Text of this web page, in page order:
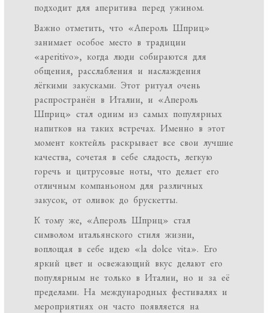
подходит для аперитива перед ужином.
Важно отметить, что «Апероль Шприц»
занимает особое место в традиции
«aperitivo», когда люди собираются для
общения, расслабления и наслаждения
лёгкими закусками. Этот ритуал очень
распространён в Италии, и «Апероль
Шприц» стал одним из самых популярных
напитков на таких встречах. Именно в этот
момент коктейль раскрывает все свои лучшие
качества, сочетая в себе сладость, легкую
горечь и цитрусовые ноты, что делает его
отличным компаньоном для различных
закусок, от оливок до брускетты.
К тому же, «Апероль Шприц» стал
символом итальянского стиля жизни,
воплощая в себе идею «la dolce vita». Его
яркий цвет и освежающий вкус делают его
популярным не только в Италии, но и за её
пределами. На международных фестивалях и
мероприятиях он часто появляется на